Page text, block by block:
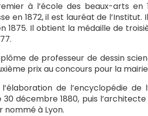
à l’école des beaux-arts en
en 1872, il est lauréat de
1875. Il obtient la médaille de
de professeur de dessin
prix au concours pour la
de l’encyclopédie
décembre 1880, puis
nommé à Lyon.